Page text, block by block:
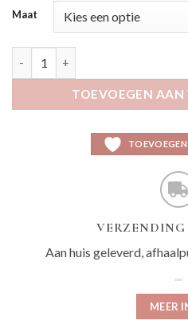
Maat
TOEVOEGEN AAN
Aan huis geleverd,
MEER